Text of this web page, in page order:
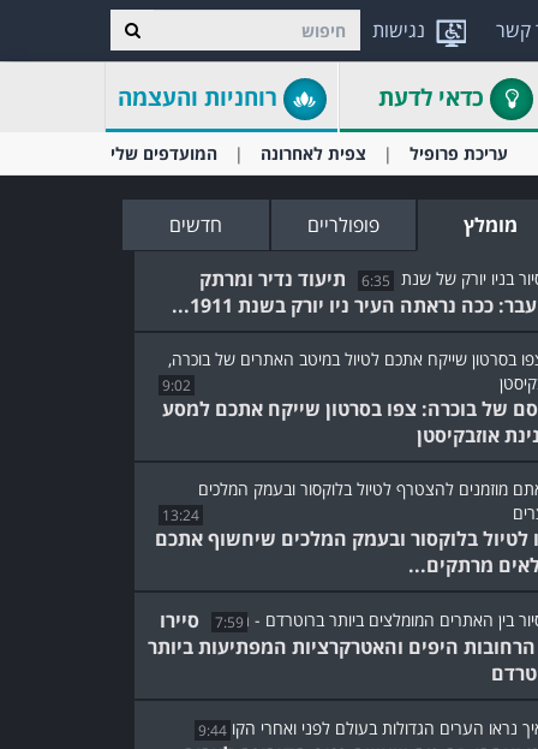
נגישות קשר
כדאי לדעת רוחניות והעצמה
עריכת פרופיל צפית לאחרונה המועדפים שלי
מומלץ פופולריים חדשים
6:35
תיעוד נדיר ומרתק
ככה נראתה העיר ניו יורק בשנת 1911...
9:02
של בוכרה: צפו בסרטון שייקח אתכם למסע
אוזבקיסטן
13:24
לטיול בלוקסור ובעמק המלכים שיחשוף אתכם
מרתקים...
7:59
סיירו
הרחובות היפים והאטרקרציות המפתיעות ביותר
9:44